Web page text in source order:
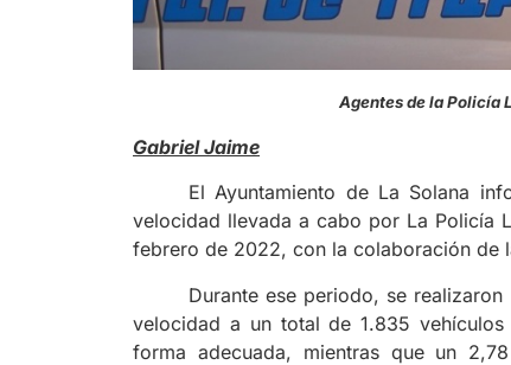
Agentes de la Policía
Gabriel Jaime
El Ayuntamiento de La Solana
velocidad llevada a cabo por La Policía
febrero de 2022, con la colaboración de
Durante ese periodo, se
velocidad a un total de 1.835
forma adecuada, mientras que un